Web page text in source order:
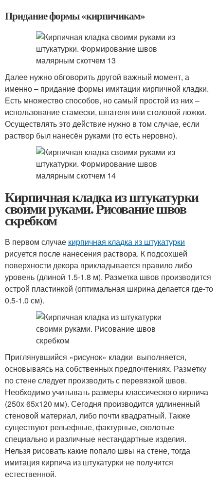
Придание формы «кирпичикам»
Далее нужно обговорить другой важный момент, а
именно – придание формы имитации кирпичной кладки.
Есть множество способов, но самый простой из них –
использование стамески, шпателя или столовой ложки.
Осуществлять это действие нужно в том случае, если
раствор был нанесён руками (то есть неровно).
Кирпичная кладка из штукатурки
своими руками. Рисование швов
скребком
В первом случае кирпичная кладка из штукатурки
рисуется после нанесения раствора. К подсохшей
поверхности декора прикладывается правило либо
уровень (длиной 1.5-1.8 м). Разметка швов производится
острой пластинкой (оптимальная ширина делается где-то
0.5-1.0 см).
Приглянувшийся «рисунок» кладки выполняется,
основываясь на собственных предпочтениях. Разметку
по стене следует производить с перевязкой швов.
Необходимо учитывать размеры классического кирпича
(250х 65х120 мм). Сегодня производится удлиненный
стеновой материал, либо почти квадратный. Также
существуют рельефные, фактурные, сколотые
специально и различные нестандартные изделия.
Нельзя рисовать какие попало швы на стене, тогда
имитация кирпича из штукатурки не получится
естественной.